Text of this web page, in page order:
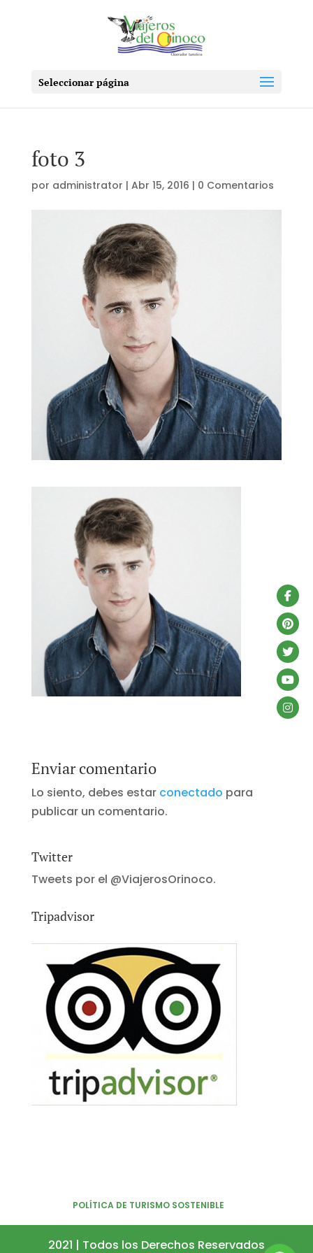
Seleccionar página
foto 3
por administrator | Abr 15, 2016 | 0 Comentarios
Enviar comentario
Lo siento, debes estar conectado para
publicar un comentario.
Twitter
Tweets por el @ViajerosOrinoco.
Tripadvisor
POLÍTICA DE TURISMO SOSTENIBLE
2021 | Todos los Derechos Reservados